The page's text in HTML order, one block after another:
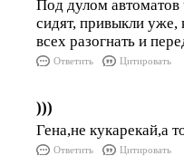
Под дулом автоматов
сидят, привыкли уже,
всех разогнать и
Ответить Цитировать
)))
Гена,не кукарекай,а
Ответить Цитировать